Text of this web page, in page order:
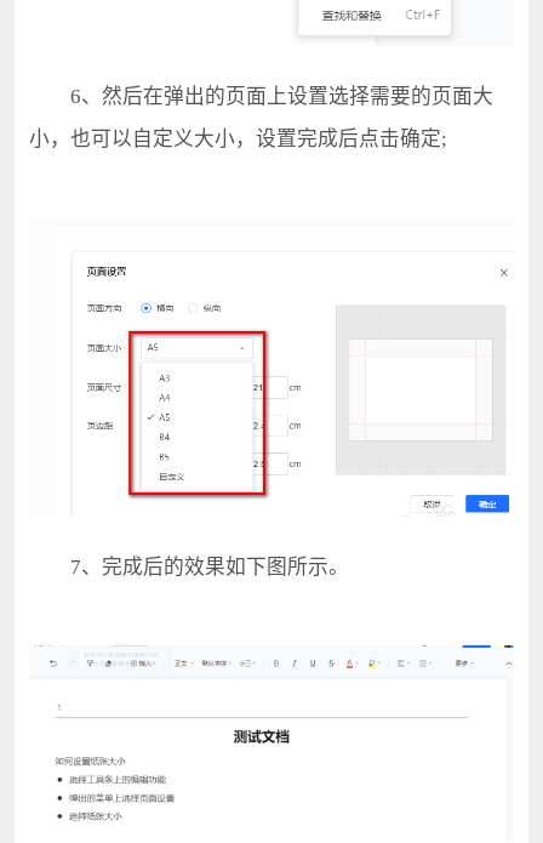
6、然后在弹出的页面上设置选择需要的页面大
小，也可以自定义大小，设置完成后点击确定;
7、完成后的效果如下图所示。